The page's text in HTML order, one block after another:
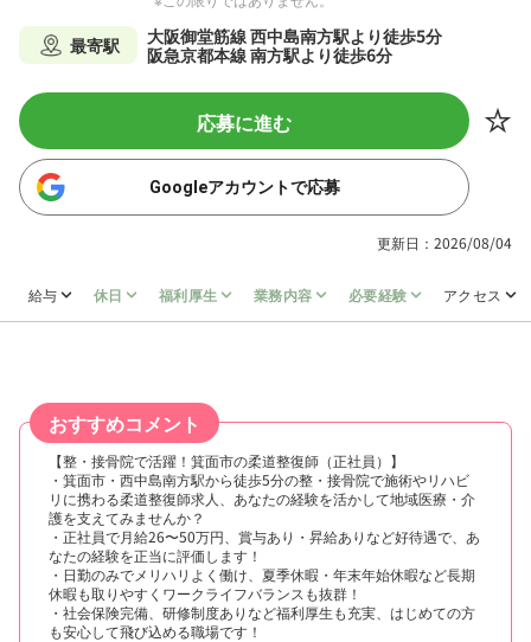
最寄駅
大阪御堂筋線 西中島南方駅より徒歩5分
阪急京都本線 南方駅より徒歩6分
応募に進む
Googleアカウントで応募
更新日：2026/08/04
給与 休日 福利厚生 業務内容 必要経験 アクセス
おすすめコメント
【整・接骨院で活躍！箕面市の柔道整復師（正社員）】
・箕面市・西中島南方駅から徒歩5分の整・接骨院で施術やリハビ
リに携わる柔道整復師求人、あなたの経験を活かして地域医療・介
護を支えてみませんか？
・正社員で月給26〜50万円、賞与あり・昇給ありなど好待遇で、あ
なたの経験を正当に評価します！
・日勤のみでメリハリよく働け、夏季休暇・年末年始休暇など長期
休暇も取りやすくワークライフバランスも抜群！
・社会保険完備、研修制度ありなど福利厚生も充実、はじめての方
も安心して飛び込める職場です！